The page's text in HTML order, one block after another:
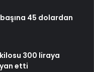
başına 45 dolardan
300 liraya
etti